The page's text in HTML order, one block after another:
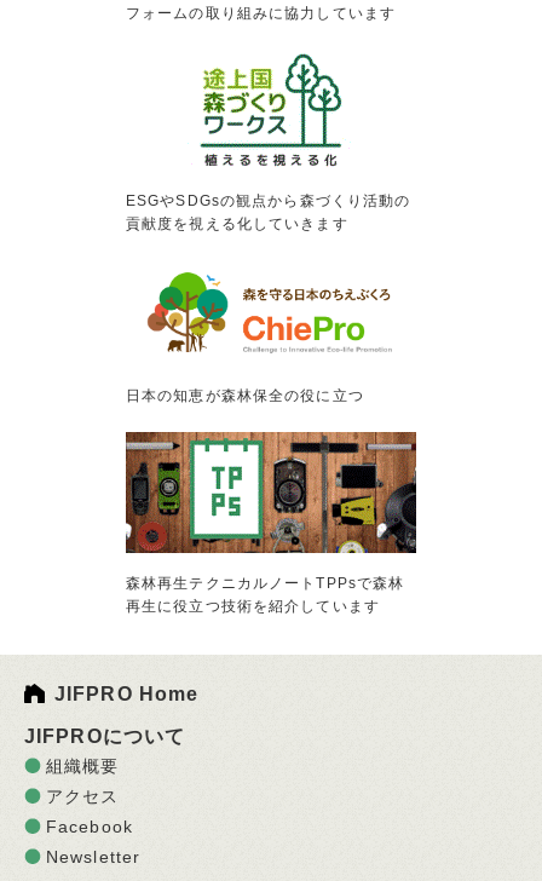
フォームの取り組みに協力しています
ESGやSDGsの観点から森づくり活動の
貢献度を視える化していきます
日本の知恵が森林保全の役に立つ
森林再生テクニカルノートTPPsで森林
再生に役立つ技術を紹介しています
JIFPRO Home
JIFPROについて
組織概要
アクセス
Facebook
Newsletter